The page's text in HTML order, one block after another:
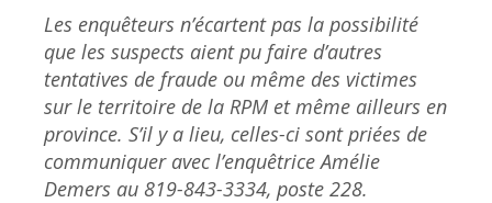
Les enquêteurs n’écartent pas la possibilité
que les suspects aient pu faire d’autres
tentatives de fraude ou même des victimes
sur le territoire de la RPM et même ailleurs en
province. S’il y a lieu, celles-ci sont priées de
communiquer avec l’enquêtrice Amélie
Demers au 819-843-3334, poste 228.